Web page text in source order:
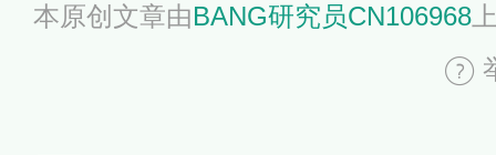
本原创文章由BANG研究员CN106968